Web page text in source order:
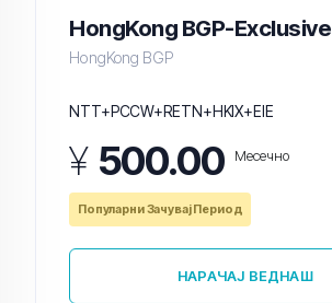
HongKong BGP-Exclusive
HongKong BGP
NTT+PCCW+RETN+HKIX+EIE
¥ 500.00 Месечно
Популарни Зачувај Период
НАРАЧАЈ ВЕДНАШ